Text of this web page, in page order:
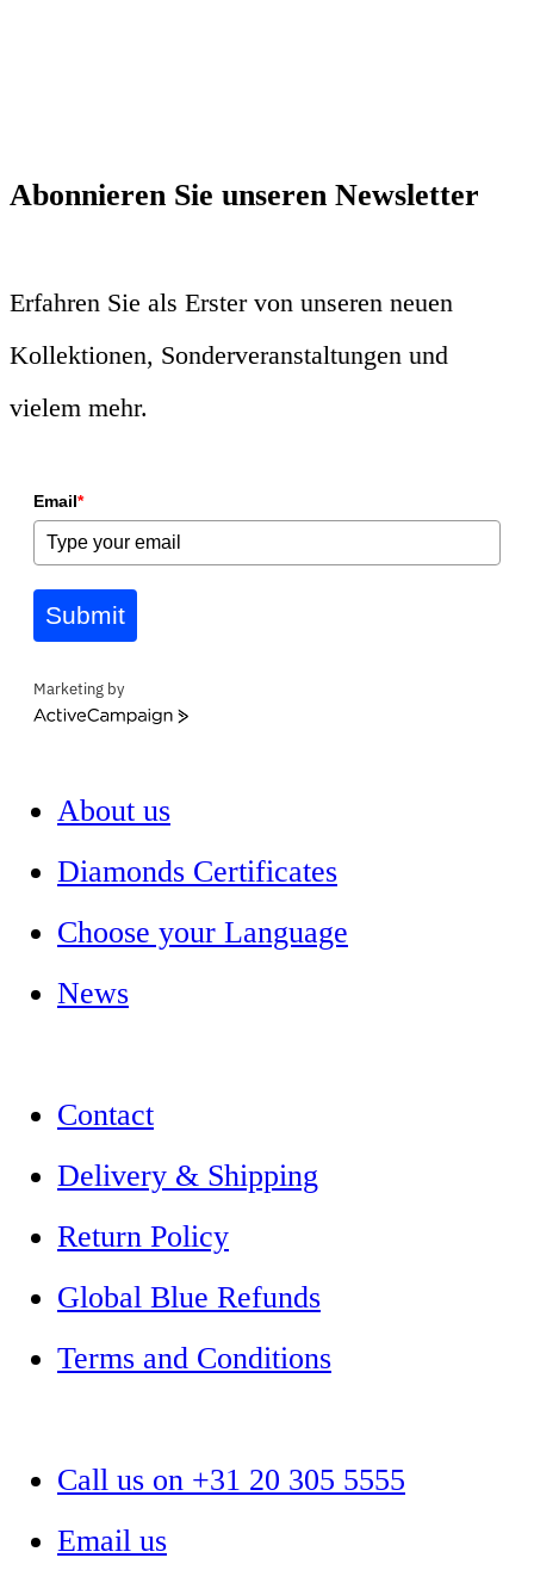
Abonnieren Sie unseren Newsletter
Erfahren Sie als Erster von unseren neuen
Kollektionen, Sonderveranstaltungen und
vielem mehr.
Email*
Submit
Marketing by
ActiveCampaign
About us
Diamonds Certificates
Choose your Language
News
Contact
Delivery & Shipping
Return Policy
Global Blue Refunds
Terms and Conditions
Call us on +31 20 305 5555
Email us